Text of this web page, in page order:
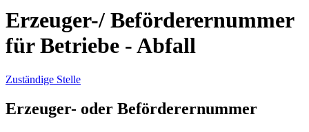
Erzeuger-/ Beförderernummer
für Betriebe - Abfall
Zuständige Stelle
Erzeuger- oder Beförderernummer